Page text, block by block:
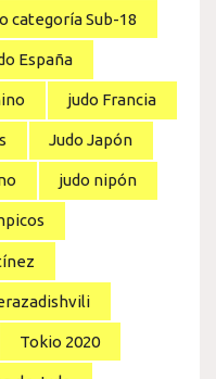
categoría Sub-18
España
judo Francia
Judo Japón
judo nipón
Tokio 2020